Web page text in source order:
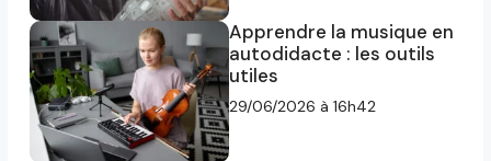
Apprendre la musique en
autodidacte : les outils
utiles
29/06/2026 à 16h42